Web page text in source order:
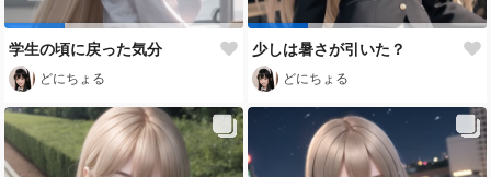
学生の頃に戻った気分
どにちょる
少しは暑さが引いた？
どにちょる